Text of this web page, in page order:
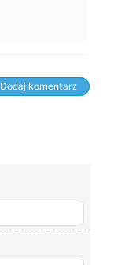
Dodaj komentarz